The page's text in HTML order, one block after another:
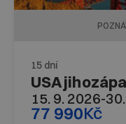
15 dní
USA
15. 9. 2026-
77 990Kč